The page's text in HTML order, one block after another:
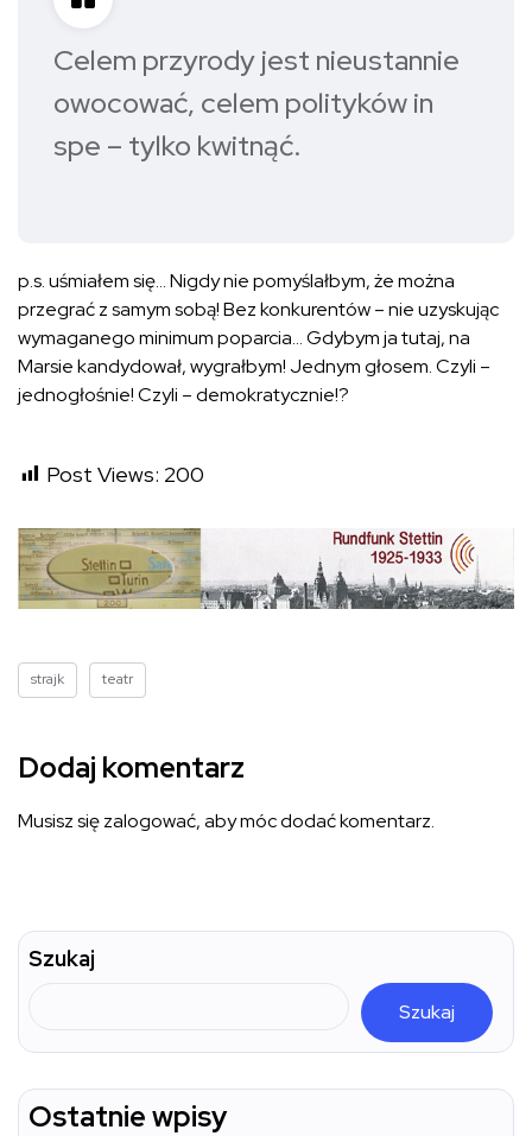
Celem przyrody jest nieustannie
owocować, celem polityków in
spe – tylko kwitnąć.
p.s. uśmiałem się… Nigdy nie pomyślałbym, że można
przegrać z samym sobą! Bez konkurentów – nie uzyskując
wymaganego minimum poparcia… Gdybym ja tutaj, na
Marsie kandydował, wygrałbym! Jednym głosem. Czyli –
jednogłośnie! Czyli – demokratycznie!?
Post Views: 200
strajk teatr
Dodaj komentarz
Musisz sięzalogować, aby móc dodać komentarz.
Szukaj
Szukaj
Ostatnie wpisy